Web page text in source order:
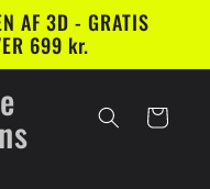
AF 3D - GRATIS
699 kr.
Indkøbskurv